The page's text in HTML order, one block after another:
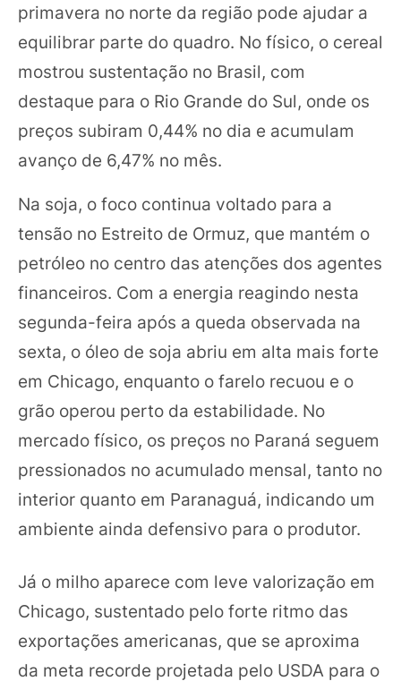
primavera no norte da região pode ajudar a
equilibrar parte do quadro. No físico, o cereal
mostrou sustentação no Brasil, com
destaque para o Rio Grande do Sul, onde os
preços subiram 0,44% no dia e acumulam
avanço de 6,47% no mês.
Na soja, o foco continua voltado para a
tensão no Estreito de Ormuz, que mantém o
petróleo no centro das atenções dos agentes
financeiros. Com a energia reagindo nesta
segunda-feira após a queda observada na
sexta, o óleo de soja abriu em alta mais forte
em Chicago, enquanto o farelo recuou e o
grão operou perto da estabilidade. No
mercado físico, os preços no Paraná seguem
pressionados no acumulado mensal, tanto no
interior quanto em Paranaguá, indicando um
ambiente ainda defensivo para o produtor.
Já o milho aparece com leve valorização em
Chicago, sustentado pelo forte ritmo das
exportações americanas, que se aproxima
da meta recorde projetada pelo USDA para o